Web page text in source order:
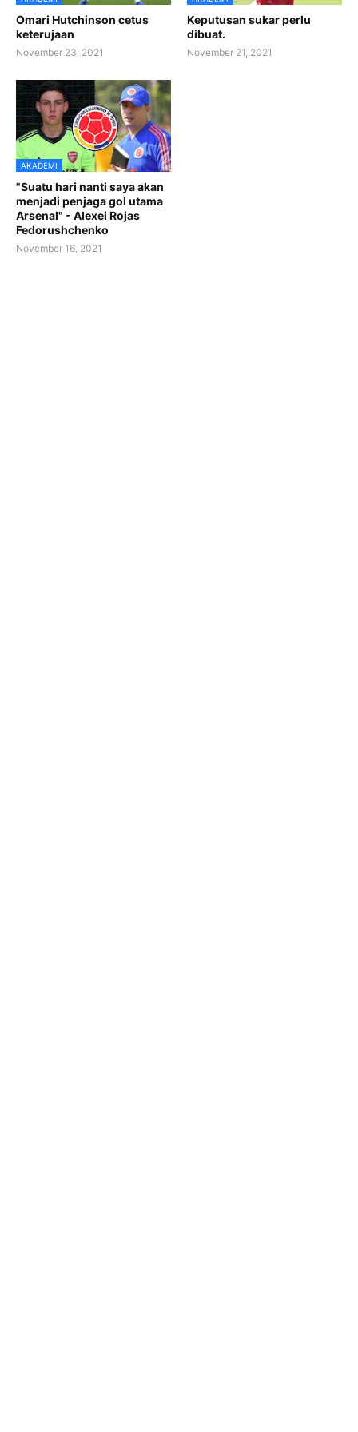
Omari Hutchinson cetus
keterujaan
November 23, 2021
Keputusan sukar perlu
dibuat.
November 21, 2021
AKADEMI
"Suatu hari nanti saya akan
menjadi penjaga gol utama
Arsenal" - Alexei Rojas
Fedorushchenko
November 16, 2021